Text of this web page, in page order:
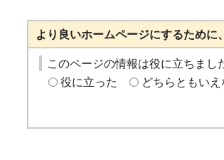
より良いホームページにするために
このページの情報は役に立ちまし
役に立った
どちらともいえ